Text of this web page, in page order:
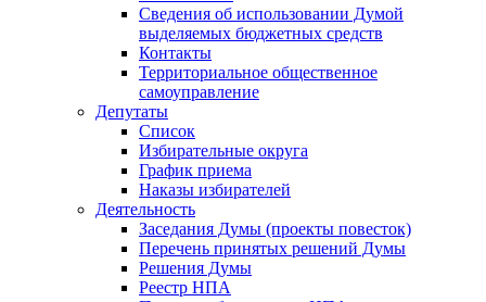
Сведения об использовании Думой
выделяемых бюджетных средств
Контакты
Территориальное общественное
самоуправление
Депутаты
Список
Избирательные округа
График приема
Наказы избирателей
Деятельность
Заседания Думы (проекты повесток)
Перечень принятых решений Думы
Решения Думы
Реестр НПА